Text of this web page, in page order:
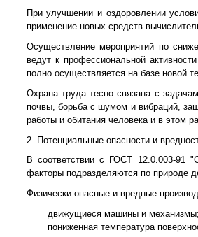
При улучшении и оздоровлении
применение новых средств
Осуществление мероприятий по
ведут к профессиональной
полно осуществляется на базе новой
Охрана труда тесно связана с
почвы, борьба с шумом и вибраций,
работы и обитания человека и в этом
2. Потенциальные опасности и
В соответствии с ГОСТ 12.0.003-91
факторы подразделяются по природе
Физически опасные и вредные
движущиеся машины и
пониженная температура